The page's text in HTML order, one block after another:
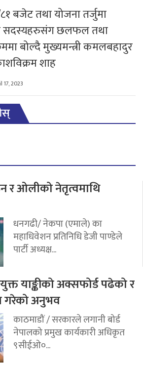
बजेट तथा योजना तर्जुमा
सदस्यहरुसंग छलफल तथा
बोल्दै मुख्यमन्त्री कमलबहादुर
शाह
2023
र ओलीको नेतृत्वमाथि
धनगढी/ नेकपा (एमाले) का
महाधिवेशन प्रतिनिधि डेजी पाण्डेले
पार्टी अध्यक्ष...
याङ्कीको अक्सफोर्ड पढेको र
गरेको अनुभव
काठमाडौं / सरकारले लगानी बोर्ड
नेपालको प्रमुख कार्यकारी अधिकृत
९सीईओ०...